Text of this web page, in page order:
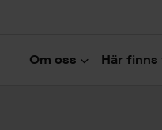
Om oss Här finns